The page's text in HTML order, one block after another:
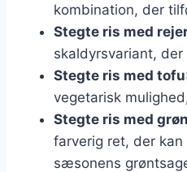
kombination, der
Stegte ris med
skaldyrsvariant,
Stegte ris med tofu
vegetarisk
Stegte ris med
farverig ret, der
sæsonens